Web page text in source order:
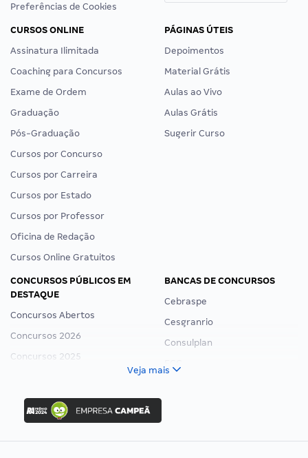
Preferências de Cookies
CURSOS ONLINE
Assinatura Ilimitada
Coaching para Concursos
Exame de Ordem
Graduação
Pós-Graduação
Cursos por Concurso
Cursos por Carreira
Cursos por Estado
Cursos por Professor
Oficina de Redação
Cursos Online Gratuitos
PÁGINAS ÚTEIS
Depoimentos
Material Grátis
Aulas ao Vivo
Aulas Grátis
Sugerir Curso
CONCURSOS PÚBLICOS EM
DESTAQUE
Concursos Abertos
Concursos 2026
Concursos 2025
Concurso Nacional Unificado
Concurso Ibama
Concurso MPU
Editais publicados
BANCAS DE CONCURSOS
Cebraspe
Cesgranrio
Consulplan
Veja mais